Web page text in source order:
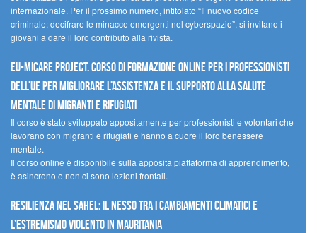
internazionale. Per il prossimo numero, intitolato “Il nuovo codice
criminale: decifrare le minacce emergenti nel cyberspazio”, si invitano i
giovani a dare il loro contributo alla rivista.
EU-MiCare Project. Corso di formazione online per i professionisti
dell’UE per migliorare l’assistenza e il supporto alla salute
mentale di migranti e rifugiati
Il corso è stato sviluppato appositamente per professionisti e volontari che
lavorano con migranti e rifugiati e hanno a cuore il loro benessere
mentale.
Il corso online è disponibile sulla apposita piattaforma di apprendimento,
è asincrono e non ci sono lezioni frontali.
Resilienza nel Sahel: il nesso tra i cambiamenti climatici e
l’estremismo violento in Mauritania